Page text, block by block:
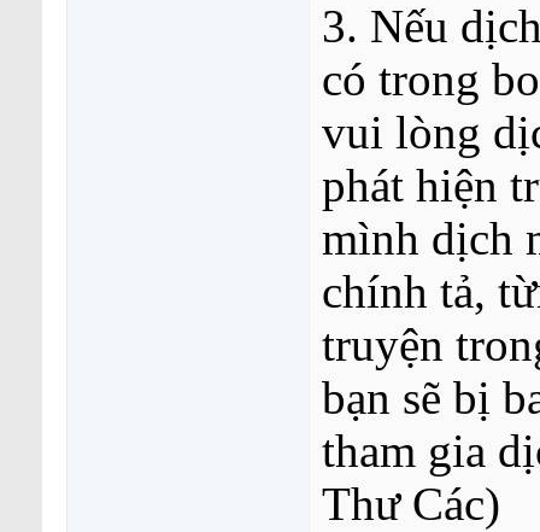
3. Nếu
có trong
vui lòng
phát hiện
mình dịch
chính tả,
truyện
bạn sẽ bị
tham gia
Thư Các)